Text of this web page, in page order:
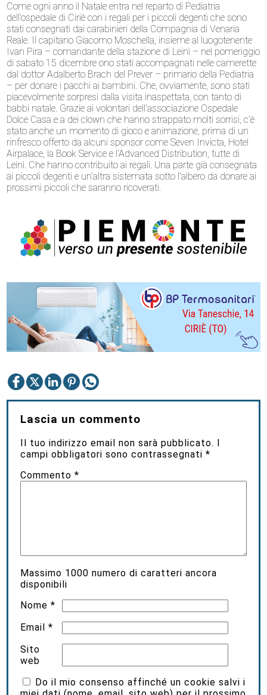
Come ogni anno il Natale entra nel reparto di Pediatria
dell’ospedale di Ciriè con i regali per i piccoli degenti che sono
stati consegnati dai carabinieri della Compagnia di Venaria
Reale. Il capitano Giacomo Moschella, insieme al luogotenente
Ivan Pira – comandante della stazione di Leinì – nel pomeriggio
di sabato 15 dicembre ono stati accompagnati nelle camerette
dal dottor Adalberto Brach del Prever – primario della Pediatria
– per donare i pacchi ai bambini. Che, ovviamente, sono stati
piacevolmente sorpresi dalla visita inaspettata, con tanto di
babbi natale. Grazie ai volontari dell’associazione Ospedale
Dolce Casa e a dei clown che hanno strappato molti sorrisi, c’è
stato anche un momento di gioco e animazione, prima di un
rinfresco offerto da alcuni sponsor come Seven Invicta, Hotel
Airpalace, la Book Service e l’Advanced Distribution, tutte di
Leinì. Che hanno contribuito ai regali. Una parte già consegnata
ai piccoli degenti e un’altra sistemata sotto l’albero da donare ai
prossimi piccoli che saranno ricoverati.
Lascia un commento
Il tuo indirizzo email non sarà pubblicato. I
campi obbligatori sono contrassegnati*
Commento*
Massimo 1000 numero di caratteri ancora
disponibili
Nome*
Email*
Sito
web
Do il mio consenso affinché un cookie salvi i